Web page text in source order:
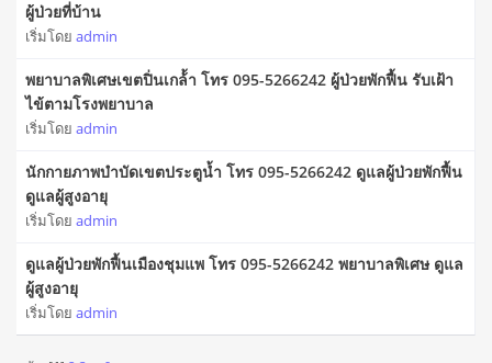
ผู้ป่วยที่บ้าน
เริ่มโดย admin
พยาบาลพิเศษเขตปิ่นเกล้้า โทร 095-5266242 ผู้ป่วยพักฟื้น รับเฝ้า
ไข้ตามโรงพยาบาล
เริ่มโดย admin
นักกายภาพบําบัดเขตประตูน้ำ โทร 095-5266242 ดูแลผู้ป่วยพักฟื้น
ดูแลผู้สูงอายุ
เริ่มโดย admin
ดูแลผู้ป่วยพักฟื้นเมืองชุมแพ โทร 095-5266242 พยาบาลพิเศษ ดูแล
ผู้สูงอายุ
เริ่มโดย admin